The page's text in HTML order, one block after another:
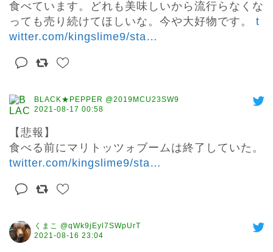
食べています。どれも美味しいから流行らなくな
っても売り続けてほしいな。今や大好物です。 t
witter.com/kingslime9/sta…
BLACK★PEPPER @2019MCU23SW9
2021-08-17 00:58
【悲報】
twitter.com/kingslime9/sta…
くまこ @qWk9jEyl7SWpUrT
2021-08-16 23:04